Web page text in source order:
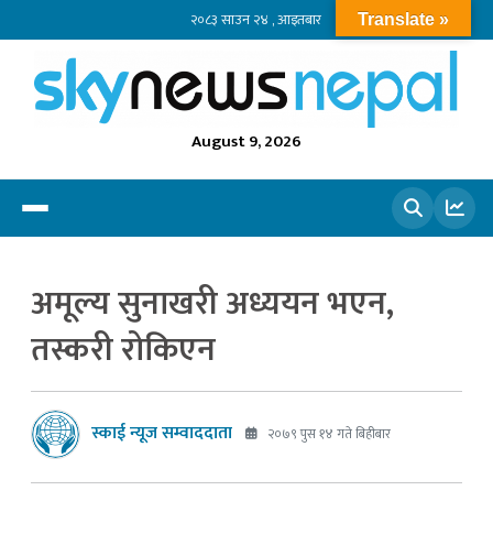
२०८३ साउन २४ , आइतबार
August 9, 2026
अमूल्य सुनाखरी अध्ययन भएन,
तस्करी रोकिएन
स्काई न्यूज सम्वाददाता २०७९ पुस १४ गते बिहीबार
Translate »